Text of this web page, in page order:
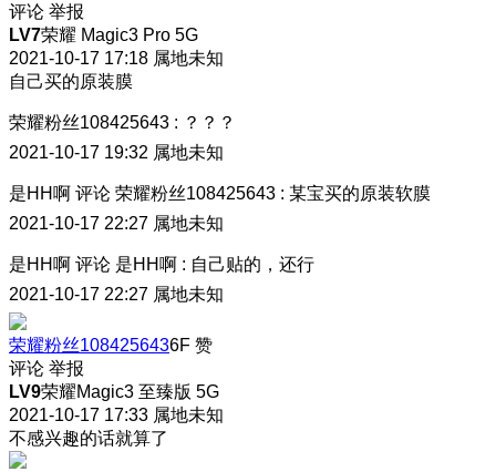
评论 举报
LV7荣耀 Magic3 Pro 5G
2021-10-17 17:18 属地未知
自己买的原装膜
荣耀粉丝108425643 : ？？？
2021-10-17 19:32 属地未知
是HH啊 评论 荣耀粉丝108425643 : 某宝买的原装软膜
2021-10-17 22:27 属地未知
是HH啊 评论 是HH啊 : 自己贴的，还行
2021-10-17 22:27 属地未知
荣耀粉丝1084256436F 赞
评论 举报
LV9荣耀Magic3 至臻版 5G
2021-10-17 17:33 属地未知
不感兴趣的话就算了